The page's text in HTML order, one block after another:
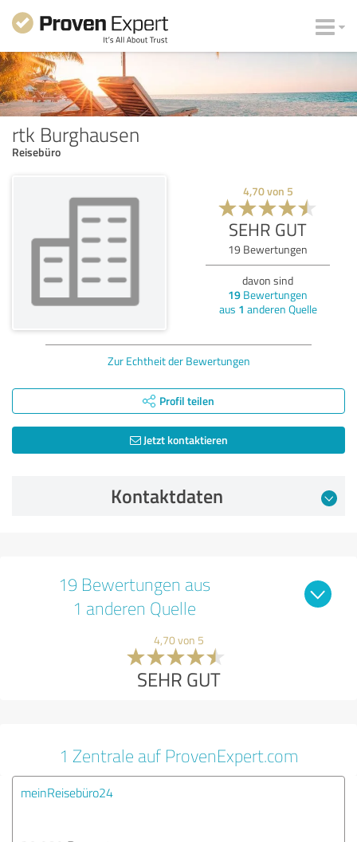
rtk Burghausen
Reisebüro
4,70von 5
SEHR GUT
19 Bewertungen
davon sind
19 Bewertungen
aus 1 anderen Quelle
Zur Echtheit der Bewertungen
Profil teilen
Jetzt kontaktieren
Kontaktdaten
19 Bewertungen aus
1 anderen Quelle
4,70 von 5
SEHR GUT
1 Zentrale auf ProvenExpert.com
meinReisebüro24